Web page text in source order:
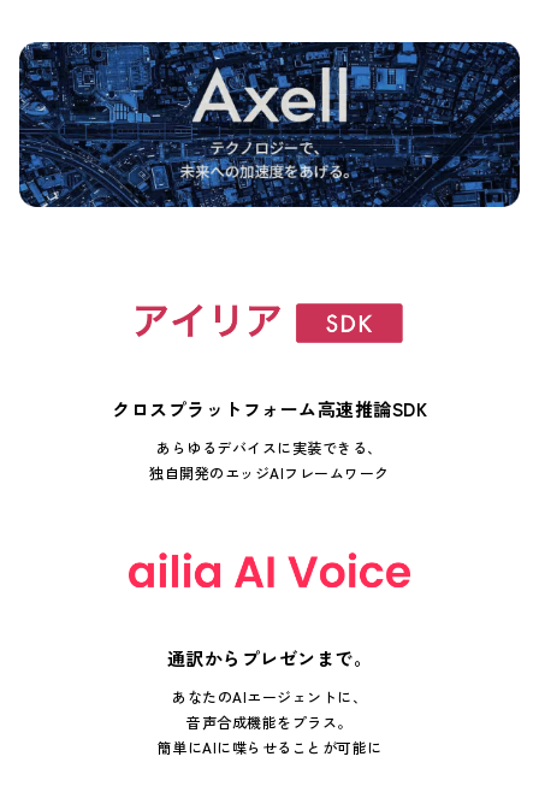
クロスプラットフォーム高速推論SDK
あらゆるデバイスに実装できる、
独自開発のエッジAIフレームワーク
通訳からプレゼンまで。
あなたのAIエージェントに、
音声合成機能をプラス。
簡単にAIに喋らせることが可能に